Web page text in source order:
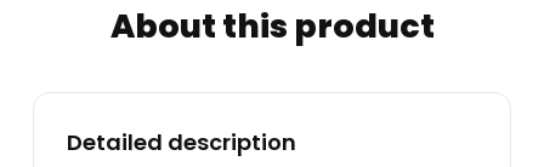
touche élégante et naturelle, tout en facilitant
particulier, garantissant un usage sans contrainte. Sa
ses couleurs, même en extérieur. Ce plateau conjugue
About this product
Detailed description